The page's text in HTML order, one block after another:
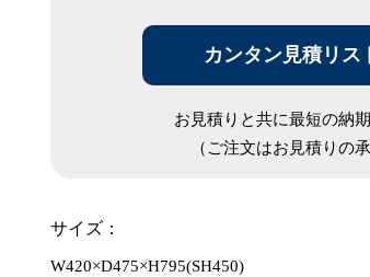
カンタン見積リス
お見積りと共に最短の納
（ご注文はお見積りの
サイズ：
W420×D475×H795(SH450)